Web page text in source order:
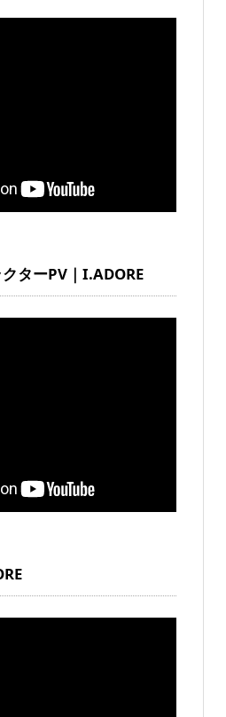
クターPV｜I.ADORE